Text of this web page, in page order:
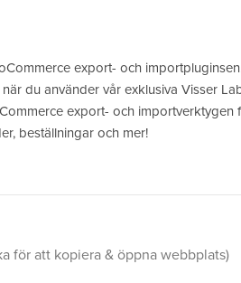
export- och
du använder vår exklusiva Visser
export- och importverktygen
beställningar och mer!
för att kopiera & öppna webbplats)